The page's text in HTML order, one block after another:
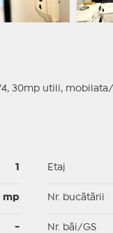
30mp utili,
mp
-
Etaj
Nr. bucătării
Nr. băi/GS